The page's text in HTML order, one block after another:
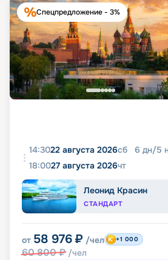
Спецпредложение - 3%
14:3022 августа 2026сб 6 дн/5
18:0027 августа 2026чт
Леонид Красин
СТАНДАРТ
от 58 976 ₽ /чел
60 800₽ /чел
+1 000